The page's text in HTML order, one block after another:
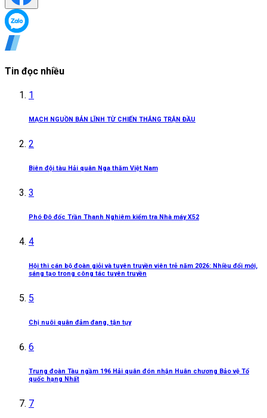
Tin đọc nhiều
1
MẠCH NGUỒN BẢN LĨNH TỪ CHIẾN THẮNG TRẬN ĐẦU
2
Biên đội tàu Hải quân Nga thăm Việt Nam
3
Phó Đô đốc Trần Thanh Nghiêm kiểm tra Nhà máy X52
4
Hội thi cán bộ đoàn giỏi và tuyên truyền viên trẻ năm 2026: Nhiều đổi mới,
sáng tạo trong công tác tuyên truyền
5
Chị nuôi quân đảm đang, tận tụy
6
Trung đoàn Tàu ngầm 196 Hải quân đón nhận Huân chương Bảo vệ Tổ
quốc hạng Nhất
7